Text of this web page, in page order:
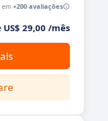
em+200 avaliações
US$ 29,00 /mês